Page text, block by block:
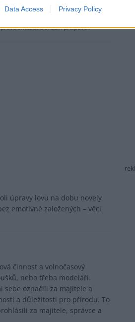
Data Access Privacy Policy
svůj příspěvek, se ale zároveň
smazat diskusní příspěvěk
úpravy lovu na dobu novely
emotivně založených – věci
činnost a volnočasový
nebo třeba modeláři.
sebe označili za majitele a
a důležitosti pro přírodu. To
za majitele, správce a